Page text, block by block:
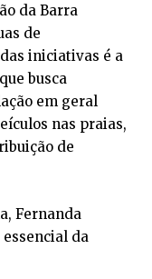
da Barra
de
iniciativas é a
busca
em geral
nas praias,
de
Fernanda
da